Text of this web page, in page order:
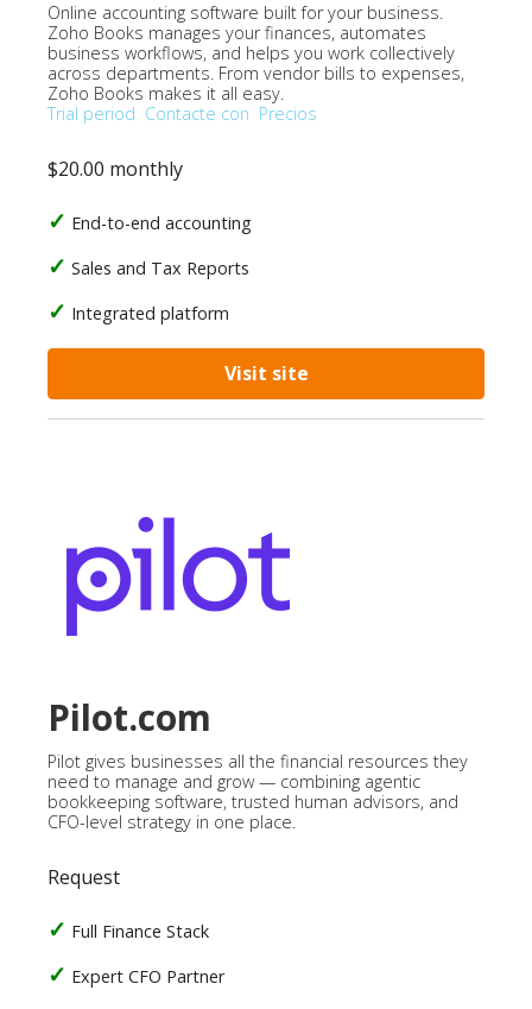
Online accounting software built for your business.
Zoho Books manages your finances, automates
business workflows, and helps you work collectively
across departments. From vendor bills to expenses,
Zoho Books makes it all easy.
Trial period Contacte con Precios
$20.00 monthly
End-to-end accounting
Sales and Tax Reports
Integrated platform
Visit site
Pilot.com
Pilot gives businesses all the financial resources they
need to manage and grow — combining agentic
bookkeeping software, trusted human advisors, and
CFO-level strategy in one place.
Request
Full Finance Stack
Expert CFO Partner